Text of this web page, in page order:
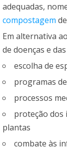
adequadas,
compostagem
Em alternativa
de doenças e
escolha de
programas
processos
proteção dos
plantas
combate às